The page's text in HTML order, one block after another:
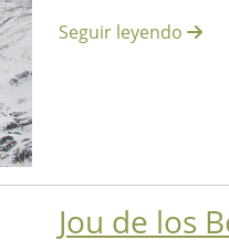
Seguir leyendo
Jou de los